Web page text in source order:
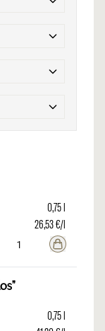
0,75 l
26,53 €/l
0,75 l